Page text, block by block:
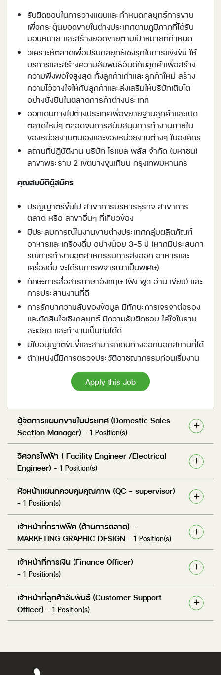
รับผิดชอบในการวางแผนและกําหนดกลยุทธ์การขาย
เพื่อกระตุ้นยอดขายในต่างประเทศตามภูมิภาคที่ได้รับ
มอบหมาย และสร้างยอดขายตามเป้าหมายที่กําหนด
วิเคราะห์ตลาดเพื่อปรับกลยุทธ์เชิงรุกในการแข่งขัน ให้
บริการและสร้างความสัมพันธ์อันดีกับลูกค้าเพื่อสร้าง
ความพึงพอใจสูงสุด ทั้งลูกค้าเก่าและลูกค้าใหม่ สร้าง
ความไว้วางใจให้กับลูกค้าและส่งเสริมให้บริษัทเติบโต
อย่างยั่งยืนในตลาดการค้าต่างประเทศ
ออกเดินทางไปต่างประเทศเพื่อขยายฐานลูกค้าและเปิด
ตลาดใหม่ๆ ตลอดจนการสนับสนุนการทำงานภายใน
ของหน่วยงานตนเองและของหน่วยงานต่างๆ ในองค์กร
สถานที่ปฏิบัติงาน บริษัท โรแยล พลัส จำกัด (มหาชน)
สาขาพระราม 2 เขตบางขุนเทียน กรุงเทพมหานคร
คุณสมบัติผู้สมัคร
ปริญญาตรีขึ้นไป สาขาการบริหารธุรกิจ สาขาการ
ตลาด หรือ สาขาอื่นๆ ที่เกี่ยวข้อง
มีประสบการณ์ในงานขายต่างประเทศกลุ่มผลิตภัณฑ์
อาหารและเครื่องดื่ม อย่างน้อย 3-5 ปี (หากมีประสบกา
รณ์การทํางานอุตสาหกรรมการส่งออก อาหารและ
เครื่องดื่ม จะได้รับการพิจารณาเป็นพิเศษ)
ทักษะการสื่อสารภาษาอังกฤษ (ฟัง พูด อ่าน เขียน) และ
การประสานงานที่ดี
การรักษาความลับของข้อมูล มีทักษะการเจรจาต่อรอง
และตัดสินใจเชิงกลยุทธ์ มีความรับผิดชอบ ใส่ใจในราย
ละเอียด และทำงานเป็นทีมได้ดี
มีใบอนุญาตขับขี่และสามารถเดินทางออกนอกสถานที่ได้
ตำแหน่งนี้มีการตรวจประวัติอาชญากรรมก่อนเริ่มงาน
Apply this Job
ผู้จัดการแผนกขายในประเทศ (Domestic Sales
Section Manager) - 1 Position(s)
วิศวกรไฟฟ้า ( Facility Engineer /Electrical
Engineer) - 1 Position(s)
หัวหน้าแผนกควบคุมคุณภาพ (QC - supervisor)
- 1 Position(s)
เจ้าหน้าที่กราฟฟิค (ด้านการตลาด) -
MARKETING GRAPHIC DESIGN - 1 Position(s)
เจ้าหน้าที่การเงิน (Finance Officer)
- 1 Position(s)
เจ้าหน้าที่ลูกค้าสัมพันธ์ (Customer Support
Officer) - 1 Position(s)